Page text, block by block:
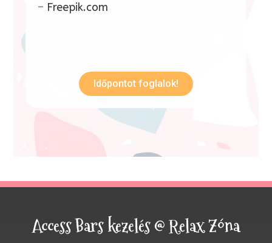
– Freepik.com
Időpontot foglalok!
Access Bars kezelés @ Relax Zóna